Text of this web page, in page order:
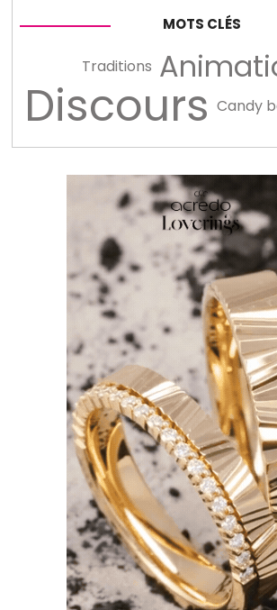
MOTS CLÉS
Traditions
Discours Candy